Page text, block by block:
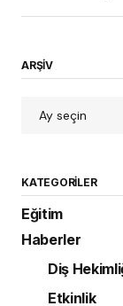
ARŞİV
KATEGORILER
Eğitim
Haberler
Diş
Etkinlik